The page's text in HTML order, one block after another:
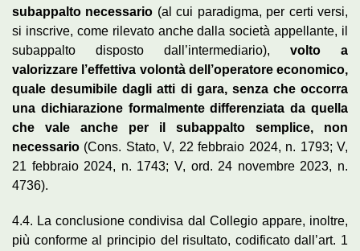
subappalto necessario (al cui paradigma, per certi versi,
si inscrive, come rilevato anche dalla società appellante, il
subappalto disposto dall’intermediario), volto a
valorizzare l’effettiva volontà dell’operatore economico,
quale desumibile dagli atti di gara, senza che occorra
una dichiarazione formalmente differenziata da quella
che vale anche per il subappalto semplice, non
necessario (Cons. Stato, V, 22 febbraio 2024, n. 1793; V,
21 febbraio 2024, n. 1743; V, ord. 24 novembre 2023, n.
4736).
4.4. La conclusione condivisa dal Collegio appare, inoltre,
più conforme al principio del risultato, codificato dall’art. 1